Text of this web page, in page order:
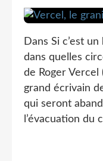
Dans Si c’est
dans quelles
de Roger
grand écrivain
qui seront
l’évacuation du